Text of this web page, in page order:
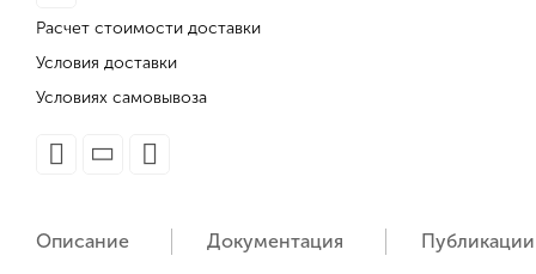
Расчет стоимости доставки
Условия доставки
Условиях самовывоза
Описание Документация Публикации